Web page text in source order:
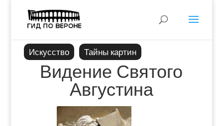
Искусство Тайны картин
Видение Святого
Августина